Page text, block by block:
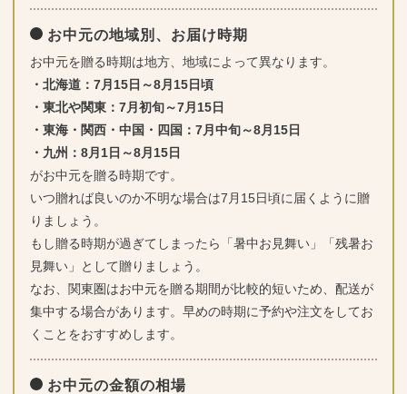
お中元の地域別、お届け時期
お中元を贈る時期は地方、地域によって異なります。
・北海道：7月15日～8月15日頃
・東北や関東：7月初旬～7月15日
・東海・関西・中国・四国：7月中旬～8月15日
・九州：8月1日～8月15日
がお中元を贈る時期です。
いつ贈れば良いのか不明な場合は7月15日頃に届くように贈
りましょう。
もし贈る時期が過ぎてしまったら「暑中お見舞い」「残暑お
見舞い」として贈りましょう。
なお、関東圏はお中元を贈る期間が比較的短いため、配送が
集中する場合があります。早めの時期に予約や注文をしてお
くことをおすすめします。
お中元の金額の相場